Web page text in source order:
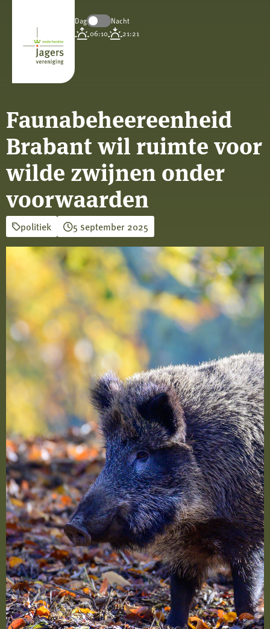
Koninklijke
Nederlandse
Jagersvereniging
Dag
Nacht
06:10
21:21
Faunabeheereenheid
Brabant wil ruimte voor
wilde zwijnen onder
voorwaarden
politiek 5 september 2025